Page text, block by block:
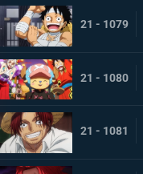
21 - 1079
21 - 1080
21 - 1081